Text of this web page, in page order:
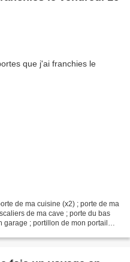
de ma cuisine (x2) ; porte de ma
de ma cave ; porte du bas
; portillon de mon portail